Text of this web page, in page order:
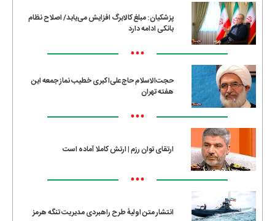
پزشکیان: مبلغ کالابرگ افزایش می‌یابد/ اصلاح نظام
بانکی ادامه دارد
•••
حجت‌الاسلام حاج‌علی‌اکبری خطیب نماز جمعه این
هفته تهران
•••
ارتقای توان رزم | ارتش کاملا آماده است
•••
انتشار متن اولیۀ طرح راهبردی مدیریت تنگه هرمز